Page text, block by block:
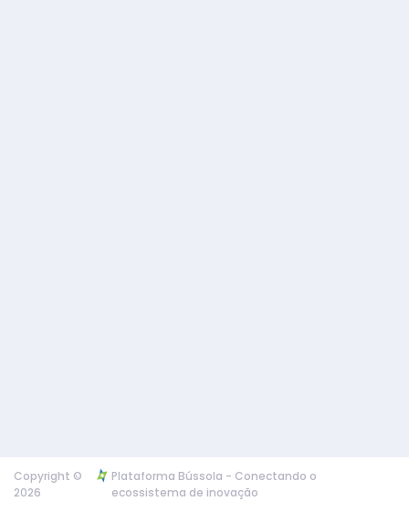
Copyright ©
2026
Plataforma Bússola - Conectando o
ecossistema de inovação